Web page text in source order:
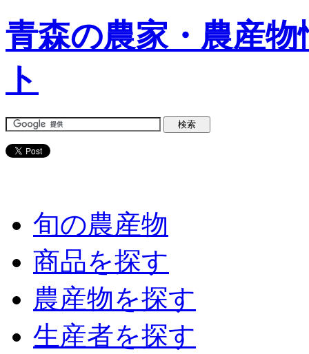
青森の農家・農産
ト
旬の農産物
商品を探す
農産物を探す
生産者を探す